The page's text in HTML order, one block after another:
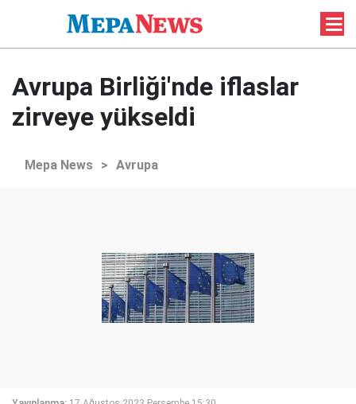
Avrupa Birliği'nde iflaslar
zirveye yükseldi
Mepa News > Avrupa